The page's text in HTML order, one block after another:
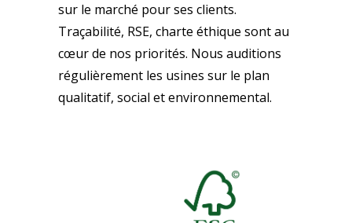
sur le marché pour ses clients.
Traçabilité, RSE, charte éthique sont au
cœur de nos priorités. Nous auditions
régulièrement les usines sur le plan
qualitatif, social et environnemental.